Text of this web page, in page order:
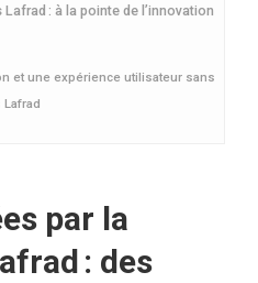
: à la pointe de l’innovation
et une expérience utilisateur sans
par la
: des